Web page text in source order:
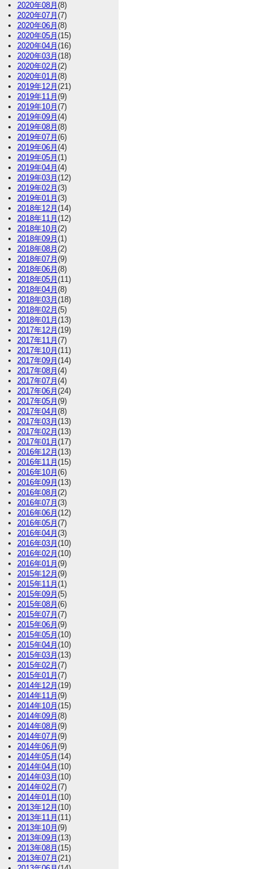
2020年08月 (8)
2020年07月 (7)
2020年06月 (8)
2020年05月 (15)
2020年04月 (16)
2020年03月 (18)
2020年02月 (2)
2020年01月 (8)
2019年12月 (21)
2019年11月 (9)
2019年10月 (7)
2019年09月 (4)
2019年08月 (8)
2019年07月 (6)
2019年06月 (4)
2019年05月 (1)
2019年04月 (4)
2019年03月 (12)
2019年02月 (3)
2019年01月 (3)
2018年12月 (14)
2018年11月 (12)
2018年10月 (2)
2018年09月 (1)
2018年08月 (2)
2018年07月 (9)
2018年06月 (8)
2018年05月 (11)
2018年04月 (8)
2018年03月 (18)
2018年02月 (5)
2018年01月 (13)
2017年12月 (19)
2017年11月 (7)
2017年10月 (11)
2017年09月 (14)
2017年08月 (4)
2017年07月 (4)
2017年06月 (24)
2017年05月 (9)
2017年04月 (8)
2017年03月 (13)
2017年02月 (13)
2017年01月 (17)
2016年12月 (13)
2016年11月 (15)
2016年10月 (6)
2016年09月 (13)
2016年08月 (2)
2016年07月 (3)
2016年06月 (12)
2016年05月 (7)
2016年04月 (3)
2016年03月 (10)
2016年02月 (10)
2016年01月 (9)
2015年12月 (9)
2015年11月 (1)
2015年09月 (5)
2015年08月 (6)
2015年07月 (7)
2015年06月 (9)
2015年05月 (10)
2015年04月 (10)
2015年03月 (13)
2015年02月 (7)
2015年01月 (7)
2014年12月 (19)
2014年11月 (9)
2014年10月 (15)
2014年09月 (8)
2014年08月 (9)
2014年07月 (9)
2014年06月 (9)
2014年05月 (14)
2014年04月 (10)
2014年03月 (10)
2014年02月 (7)
2014年01月 (10)
2013年12月 (10)
2013年11月 (11)
2013年10月 (9)
2013年09月 (13)
2013年08月 (15)
2013年07月 (21)